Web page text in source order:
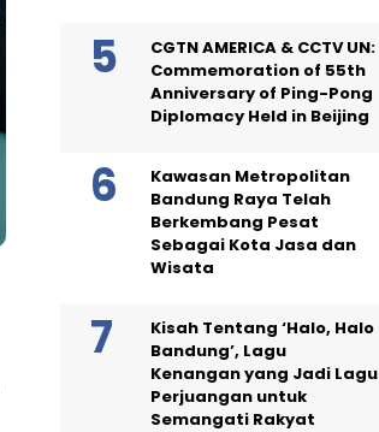
CGTN AMERICA & CCTV UN:
Commemoration of 55th
Anniversary of Ping-Pong
Diplomacy Held in Beijing
Kawasan Metropolitan
Bandung Raya Telah
Berkembang Pesat
Sebagai Kota Jasa dan
Wisata
Kisah Tentang ‘Halo, Halo
Bandung’, Lagu
Kenangan yang Jadi Lagu
Perjuangan untuk
Semangati Rakyat